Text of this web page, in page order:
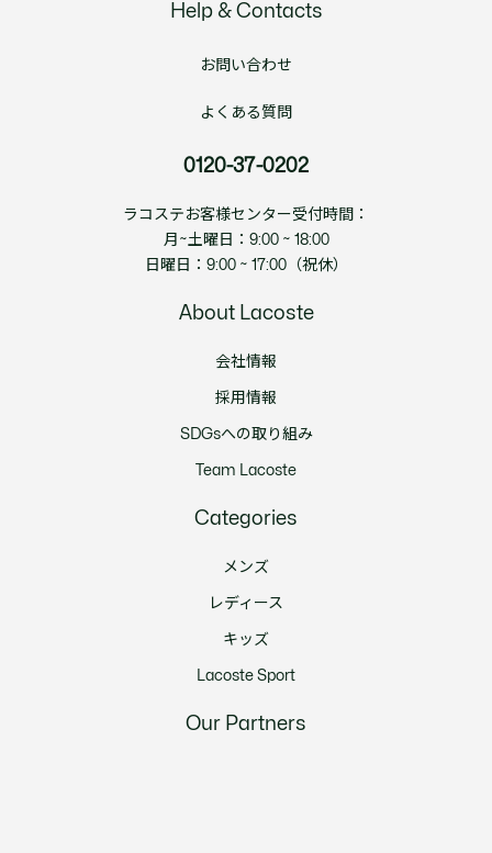
Help & Contacts
お問い合わせ
よくある質問
0120-37-0202
ラコステお客様センター受付時間：
月~土曜日：9:00 ~ 18:00
日曜日：9:00 ~ 17:00（祝休）
About Lacoste
会社情報
採用情報
SDGsへの取り組み
Team Lacoste
Categories
メンズ
レディース
キッズ
Lacoste Sport
Our Partners